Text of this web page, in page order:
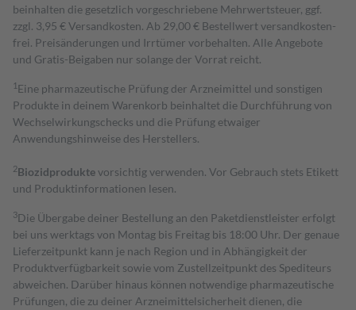
beinhalten die gesetzlich vorgeschriebene Mehrwertsteuer, ggf.
zzgl. 3,95 € Versandkosten. Ab 29,00 € Bestell­wert versand­kosten­
frei. Preisänderungen und Irrtümer vorbehalten. Alle Angebote
und Gratis-Beigaben nur solange der Vorrat reicht.
1 Eine pharmazeutische Prüfung der Arzneimittel und sonstigen
Produkte in deinem Warenkorb beinhaltet die Durchführung von
Wechselwirkungschecks und die Prüfung etwaiger
Anwendungshinweise des Herstellers.
2Biozidproduktevorsichtig verwenden. Vor Gebrauch stets Etikett
und Produktinformationen lesen.
3Die Übergabe deiner Bestellung an den Paketdienstleister erfolgt
bei uns werktags von Montag bis Freitag bis 18:00 Uhr. Der genaue
Lieferzeitpunkt kann je nach Region und in Abhängigkeit der
Produktverfügbarkeit sowie vom Zustellzeitpunkt des Spediteurs
abweichen. Darüber hinaus können notwendige pharmazeutische
Prüfungen, die zu deiner Arzneimittelsicherheit dienen, die